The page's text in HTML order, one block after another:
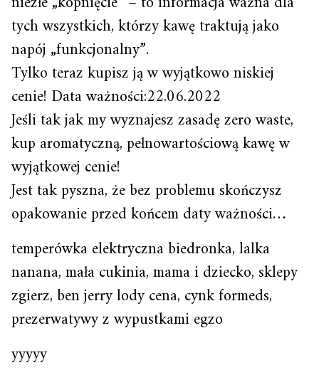
tych wszystkich, którzy kawę traktują jako
napój „funkcjonalny”.
Tylko teraz kupisz ją w wyjątkowo niskiej
cenie! Data ważności:22.06.2022
Jeśli tak jak my wyznajesz zasadę zero waste,
kup aromatyczną, pełnowartościową kawę w
wyjątkowej cenie!
Jest tak pyszna, że bez problemu skończysz
opakowanie przed końcem daty ważności…
temperówka elektryczna biedronka, lalka
nanana, mała cukinia, mama i dziecko, sklepy
zgierz, ben jerry lody cena, cynk formeds,
prezerwatywy z wypustkami egzo
yyyyy